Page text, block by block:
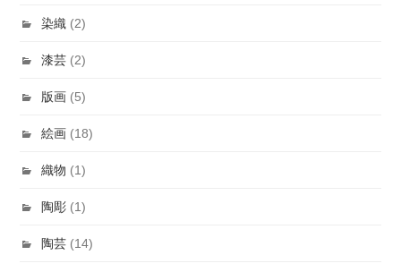
染織 (2)
漆芸 (2)
版画 (5)
絵画 (18)
織物 (1)
陶彫 (1)
陶芸 (14)